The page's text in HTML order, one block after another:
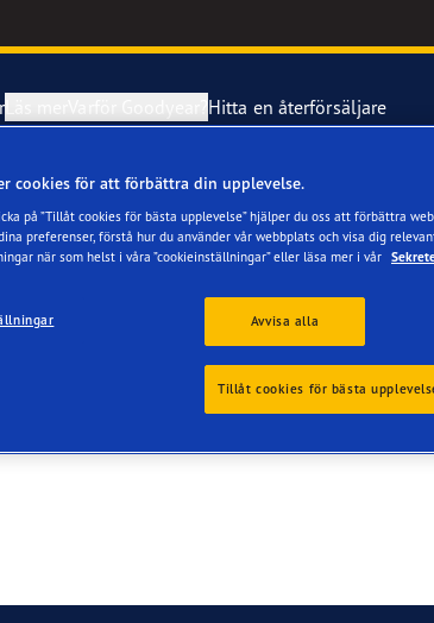
Läs mer
om dina däck
Eagle F1 SuperSport
Hitta en återförsäljare
cookies för att förbättra din upplevelse.
på ”Tillåt cookies för bästa upplevelse” hjälper du oss att förbättra
preferenser, förstå hur du använder vår webbplats och visa dig
när som helst i våra ”cookieinställningar” eller läsa mer i vår
Avvisa alla
Tillåt cookies för bästa